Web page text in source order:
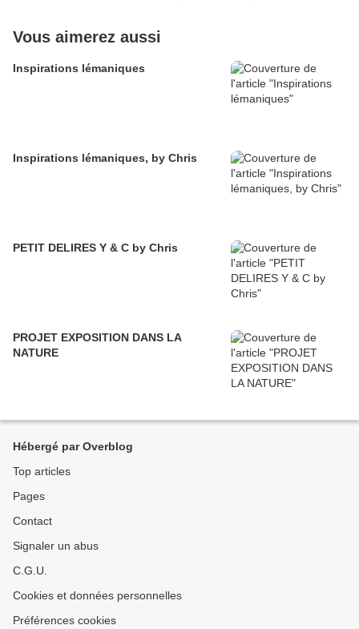
Vous aimerez aussi
Inspirations lémaniques
Inspirations lémaniques, by Chris
PETIT DELIRES Y & C by Chris
PROJET EXPOSITION DANS LA
NATURE
Hébergé par Overblog
Top articles
Pages
Contact
Signaler un abus
C.G.U.
Cookies et données personnelles
Préférences cookies